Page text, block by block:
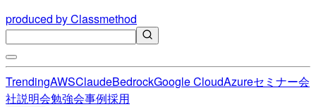
produced by Classmethod
TrendingAWSClaudeBedrockGoogle CloudAzureセミナー会
社説明会勉強会事例採用